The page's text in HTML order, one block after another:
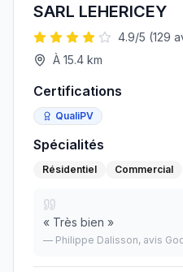
SARL LEHERICEY
4.9/5 (129
À 15.4 km
Certifications
QualiPV
Spécialités
Résidentiel Commercial
« Très bien »
— Philippe Dalisson, avis